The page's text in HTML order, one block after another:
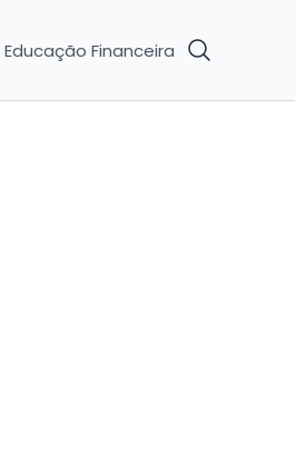
Educação Financeira